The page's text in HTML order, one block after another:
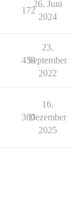
172
26. Juni
2024
458
23.
September
2022
360
16.
Dezember
2025